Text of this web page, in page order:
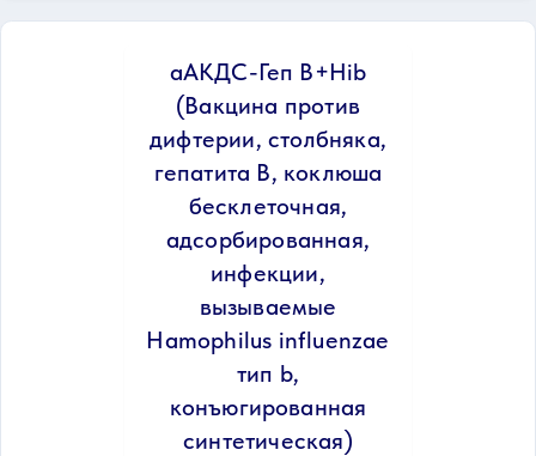
аАКДС-Геп B+Hib
(Вакцина против
дифтерии, столбняка,
гепатита B, коклюша
бесклеточная,
адсорбированная,
инфекции,
вызываемые
Hamophilus influenzae
тип b,
конъюгированная
синтетическая)